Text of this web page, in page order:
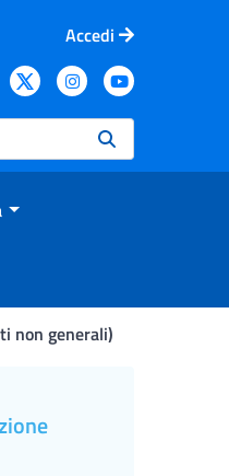
Accedi
non generali)